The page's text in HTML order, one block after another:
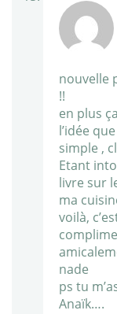
nouvelle
!!
en plus
l’idée
simple ,
Etant
livre sur
ma
voilà,
nade
ps tu
Anaïk….